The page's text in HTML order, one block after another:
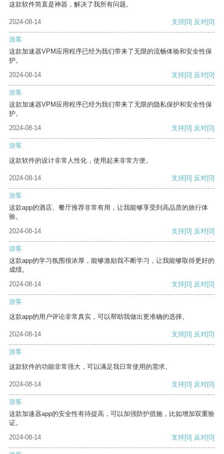
这款软件简直是神器，解决了我所有问题。
2024-08-14 支持[0] 反对[0]
游客
这款加速器VPM应用程序已经为我们带来了无限的流畅体验和安全性保
护。
2024-08-14
支持[0] 反对[0]
游客
这款加速器VPM应用程序已经为我们带来了无限的隐私保护和安全性保
护。
2024-08-14
支持[0] 反对[0]
游客
这款软件的设计非常人性化，使用起来非常方便。
2024-08-14 支持[0] 反对[0]
游客
这款app的酒店、餐厅推荐非常有用，让我能够享受到高品质的旅行体
验。
2024-08-14
支持[0] 反对[0]
游客
这款app的学习氛围很浓厚，能够激励我不断学习，让我能够取得更好的
成绩。
2024-08-14
支持[0] 反对[0]
游客
这款app的用户评论非常真实，可以帮助我做出更准确的选择。
2024-08-14 支持[0] 反对[0]
游客
这款软件的功能非常强大，可以满足我日常使用的需求。
2024-08-14 支持[0] 反对[0]
游客
这款加速器app的安全性有待提高，可以加强防护措施，比如增加双重验
证。
2024-08-14
支持[0] 反对[0]